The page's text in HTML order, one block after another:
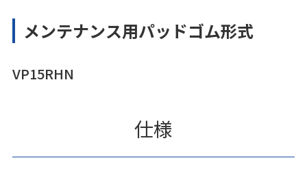
メンテナンス用パッドゴム形式
VP15RHN
仕様